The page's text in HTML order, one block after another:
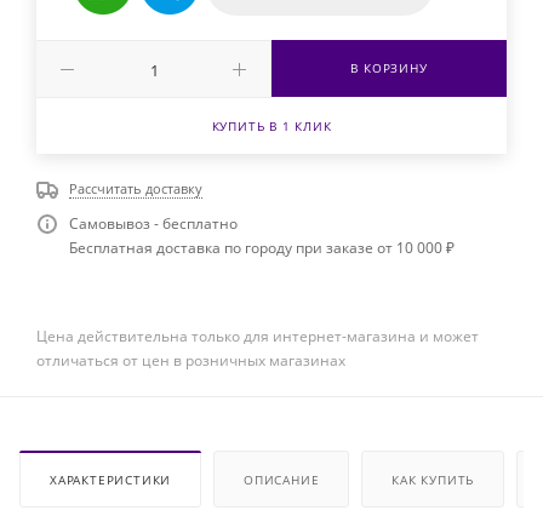
В КОРЗИНУ
КУПИТЬ В 1 КЛИК
Рассчитать доставку
Самовывоз - бесплатно
Бесплатная доставка по городу при заказе от 10 000 ₽
Цена действительна только для интернет-магазина и может
отличаться от цен в розничных магазинах
ХАРАКТЕРИСТИКИ ОПИСАНИЕ КАК КУПИТЬ